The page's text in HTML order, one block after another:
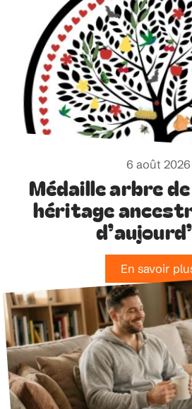
6 août 2026
Médaille arbre
héritage
En savoir